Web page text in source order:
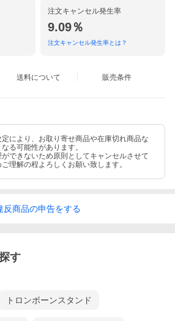
注文キャンセル発生率
9.09％
注文キャンセル発生率とは？
送料について 販売条件
により、お取り寄せ商品や在庫切れ商品な
る可能性があります。
できないため原則としてキャンセルさせて
理解の程よろしくお願い致します。
反商品の申告をする
す
トロンボーンスタンド